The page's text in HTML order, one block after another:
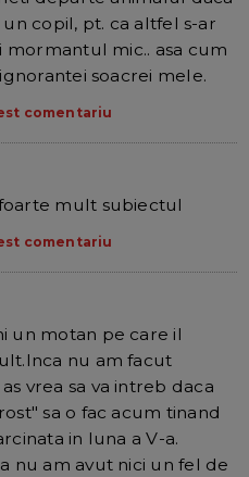
copil, pt. ca altfel s-ar
mormantul mic.. asa cum
soacrei mele.
comentariu
mult subiectul
comentariu
un motan pe care il
nu am facut
vrea sa va intreb daca
sa o fac acum tinand
in luna a V-a.
nu am avut nici un fel de